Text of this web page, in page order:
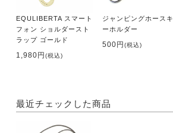
EQULIBERTA スマート
フォン ショルダースト
ラップ ゴールド
1,980円(税込)
ジャンピングホースキ
ーホルダー
500円(税込)
最近チェックした商品